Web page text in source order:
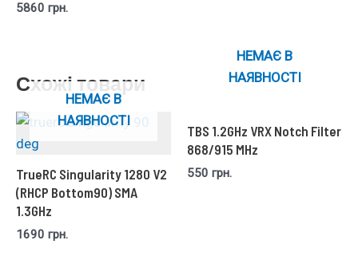
5860 грн.
Схожі товари
НЕМАЄ В
НАЯВНОСТІ
TrueRC Singularity 1280 V2
(RHCP Bottom90) SMA
1.3GHz
1690 грн.
НЕМАЄ В
НАЯВНОСТІ
TBS 1.2GHz VRX Notch Filter
868/915 MHz
550 грн.